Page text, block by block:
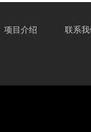
项目介绍 联系我